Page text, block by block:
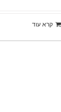
קרא עוד